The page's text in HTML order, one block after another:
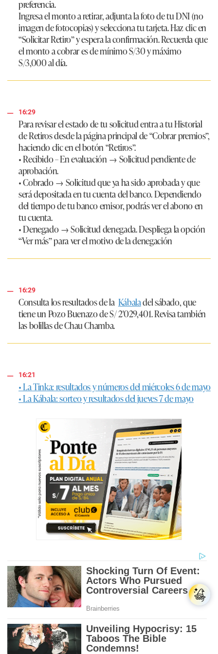
preferencia.
Ingresa el monto a retirar, adjunta la foto de tu DNI (no
imagen de fotocopias) y selecciona tu tarjeta. Haz clic en
“Solicitar Retiro” y espera la confirmación. Recuerda que
el monto a cobrar es de mínimo S/30 y máximo
S/3,000 al día.
16:29
Para revisar el estado de tu solicitud entra a tu Historial
de Retiros desde la página principal de “Cobrar premios”,
haciendo clic en el botón “Retiros”.
• Recibido – En evaluación → Solicitud pendiente de
aprobación.
• Cobrado → Solicitud que ya ha sido aprobada y que
será depositada en tu cuenta del banco. Dependiendo
del tiempo de tu banco emisor, podrás ver el abono en
tu cuenta.
• Denegado → Solicitud denegada. Despliega la opción
“Ver más” para ver el motivo de la denegación
16:29
Consulta los resultados de la Kábaladel sábado, que
tiene un Pozo Buenazo de S/ 2'029,401. Revisa también
las bolillas de Chau Chamba.
16:21
• La Tinka: resultados y números del miércoles 6 de mayo
• La Kábala: sorteo y resultados del jueves 7 de mayo